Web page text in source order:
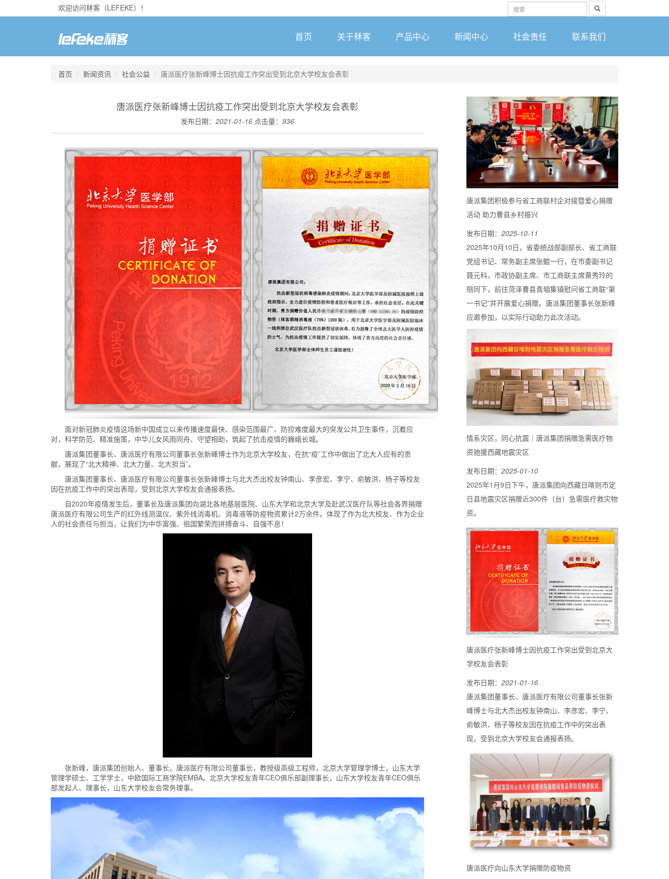
欢迎访问秝客（LEFEKE）！
搜
首页 关于秝客 产品中心 新闻中心 社会责任 联系我们
首页 新闻资讯 社会公益 唐派医疗张新峰博士因抗疫工作突出受到北京大学校友会表彰
唐派医疗张新峰博士因抗疫工作突出受到北京大学校友会表彰
发布日期： 2021-01-16 点击量： 936
面对新冠肺炎疫情这场新中国成立以来传播速度最快、感染范围最广、防控难度最大的突发公共卫生事件，沉着应
对，科学防范、精准施策，中华儿女风雨同舟、守望相助，筑起了抗击疫情的巍峨长城。
唐派集团董事长、唐派医疗有限公司董事长张新峰博士作为北京大学校友，在抗“疫”工作中做出了北大人应有的贡
献，展现了“北大精神、北大力量、北大担当”。
唐派集团董事长、唐派医疗有限公司董事长张新峰博士与北大杰出校友钟南山、李彦宏、李宁、俞敏洪、杨子等校友
因在抗疫工作中的突出表现，受到北京大学校友会通报表扬。
自2020年疫情发生后，董事长及唐派集团向湖北各地基层医院、山东大学和北京大学及赴武汉医疗队等社会各界捐赠
唐派医疗有限公司生产的红外线测温仪、紫外线消毒机、消毒液等防疫物资累计2万余件。体现了作为北大校友、作为企业
人的社会责任与担当，让我们为中华富强、祖国繁荣而拼搏奋斗、自强不息！
张新峰，唐派集团创始人、董事长，唐派医疗有限公司董事长，教授级高级工程师，北京大学管理学博士，山东大学
管理学硕士、工学学士，中欧国际工商学院EMBA。北京大学校友青年CEO俱乐部副理事长，山东大学校友青年CEO俱乐
部发起人、理事长，山东大学校友会常务理事。
唐派集团积极参与省工商联村企对接暨爱心捐赠
活动 助力曹县乡村振兴
发布日期： 2025-10-11
2025年10月10日，省委统战部副部长、省工商联
党组书记、常务副主席张鲲一行，在市委副书记
聂元科，市政协副主席、市工商联主席黄秀玲的
陪同下，前往菏泽曹县青堌集镇慰问省工商联“第
一书记”并开展爱心捐赠。唐派集团董事长张新峰
应邀参加，以实际行动助力此次活动。
情系灾区，同心抗震｜唐派集团捐赠急需医疗物
资驰援西藏地震灾区
发布日期： 2025-01-10
2025年1月9日下午，唐派集团向西藏日喀则市定
日县地震灾区捐赠近300件（台）急需医疗救灾物
资。
唐派医疗张新峰博士因抗疫工作突出受到北京大
学校友会表彰
发布日期： 2021-01-16
唐派集团董事长、唐派医疗有限公司董事长张新
峰博士与北大杰出校友钟南山、李彦宏、李宁、
俞敏洪、杨子等校友因在抗疫工作中的突出表
现，受到北京大学校友会通报表扬。
唐派医疗向山东大学捐赠防疫物资